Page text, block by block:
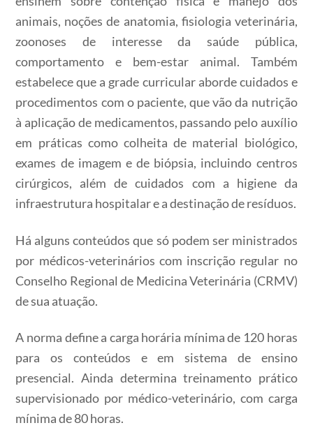
animais, noções de anatomia, fisiologia veterinária,
zoonoses de interesse da saúde pública,
comportamento e bem-estar animal. Também
estabelece que a grade curricular aborde cuidados e
procedimentos com o paciente, que vão da nutrição
à aplicação de medicamentos, passando pelo auxílio
em práticas como colheita de material biológico,
exames de imagem e de biópsia, incluindo centros
cirúrgicos, além de cuidados com a higiene da
infraestrutura hospitalar e a destinação de resíduos.
Há alguns conteúdos que só podem ser ministrados
por médicos-veterinários com inscrição regular no
Conselho Regional de Medicina Veterinária (CRMV)
de sua atuação.
A norma define a carga horária mínima de 120 horas
para os conteúdos e em sistema de ensino
presencial. Ainda determina treinamento prático
supervisionado por médico-veterinário, com carga
mínima de 80 horas.